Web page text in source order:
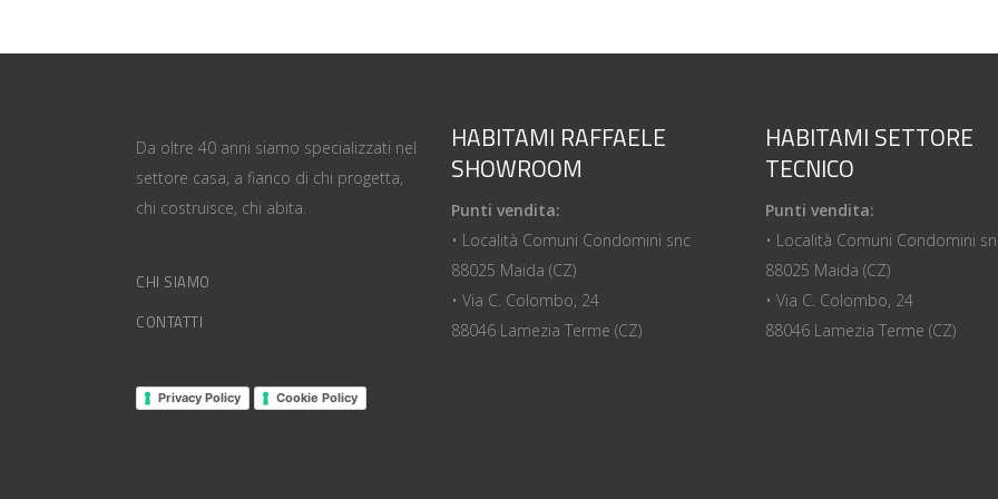
Da oltre 40 anni siamo specializzati nel
settore casa, a fianco di chi progetta,
chi costruisce, chi abita.
CHI SIAMO
CONTATTI
Privacy Policy Cookie Policy
HABITAMI RAFFAELE
SHOWROOM
Punti vendita:
• Località Comuni Condomini snc
88025 Maida (CZ)
• Via C. Colombo, 24
88046 Lamezia Terme (CZ)
HABITAMI SETTORE
TECNICO
Punti vendita:
• Località Comuni Condomini
88025 Maida (CZ)
• Via C. Colombo, 24
88046 Lamezia Terme (CZ)